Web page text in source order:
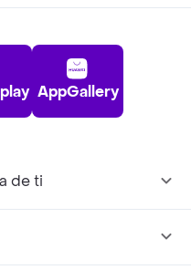
AppGallery
de ti